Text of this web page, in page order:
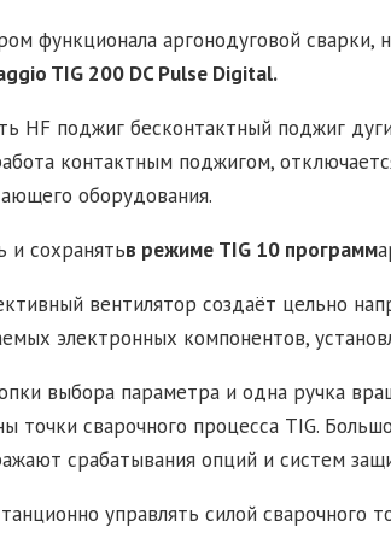
функционала аргонодуговой сварки,
TIG 200 DC Pulse Digital.
HF поджиг бесконтактный поджиг
контактным поджигом,
оборудования.
и сохранятьв режиме TIG 10 программ
вентилятор создаёт цельно
электронных компонентов,
выбора параметра и одна ручка
точки сварочного процесса TIG.
срабатывания опций и систем
управлять силой сварочного